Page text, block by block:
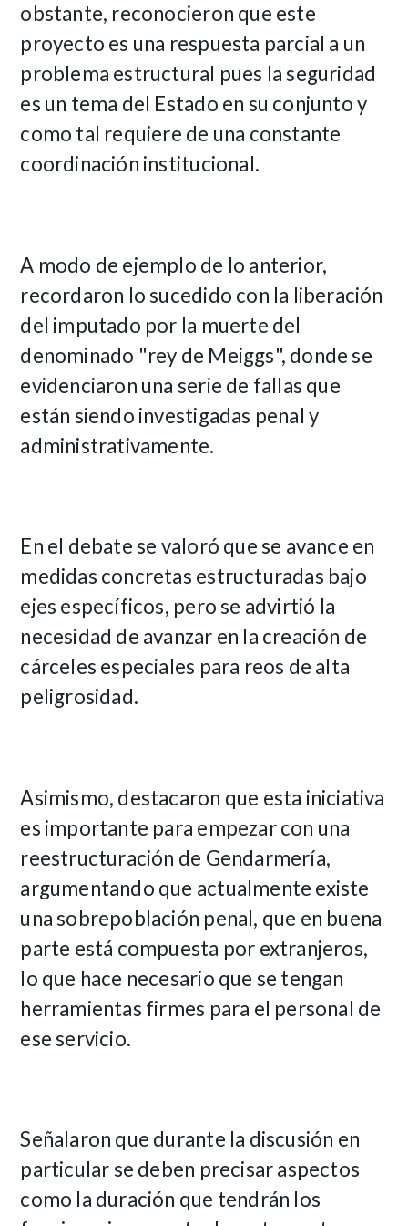
obstante, reconocieron que este
proyecto es una respuesta parcial a un
problema estructural pues la seguridad
es un tema del Estado en su conjunto y
como tal requiere de una constante
coordinación institucional.
A modo de ejemplo de lo anterior,
recordaron lo sucedido con la liberación
del imputado por la muerte del
denominado "rey de Meiggs", donde se
evidenciaron una serie de fallas que
están siendo investigadas penal y
administrativamente.
En el debate se valoró que se avance en
medidas concretas estructuradas bajo
ejes específicos, pero se advirtió la
necesidad de avanzar en la creación de
cárceles especiales para reos de alta
peligrosidad.
Asimismo, destacaron que esta iniciativa
es importante para empezar con una
reestructuración de Gendarmería,
argumentando que actualmente existe
una sobrepoblación penal, que en buena
parte está compuesta por extranjeros,
lo que hace necesario que se tengan
herramientas firmes para el personal de
ese servicio.
Señalaron que durante la discusión en
particular se deben precisar aspectos
como la duración que tendrán los